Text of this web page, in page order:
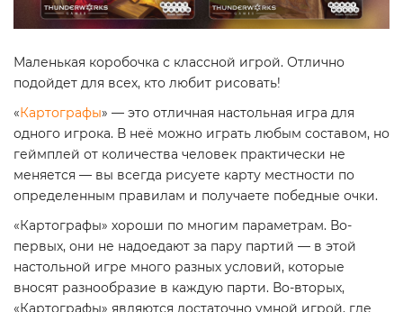
Маленькая коробочка с классной игрой. Отлично
подойдет для всех, кто любит рисовать!
«Картографы» — это отличная настольная игра для
одного игрока. В неё можно играть любым составом, но
геймплей от количества человек практически не
меняется — вы всегда рисуете карту местности по
определенным правилам и получаете победные очки.
«Картографы» хороши по многим параметрам. Во-
первых, они не надоедают за пару партий — в этой
настольной игре много разных условий, которые
вносят разнообразие в каждую парти. Во-вторых,
«Картографы» являются достаточно умной игрой, где